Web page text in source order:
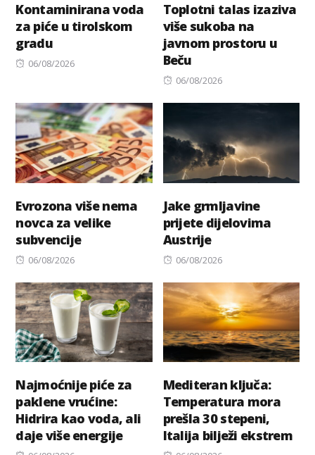
Kontaminirana voda
za piće u tirolskom
gradu
Posted
06/08/2026
Toplotni talas izaziva
više sukoba na
javnom prostoru u
Beču
Posted
06/08/2026
Evrozona više nema
novca za velike
subvencije
Posted
06/08/2026
Jake grmljavine
prijete dijelovima
Austrije
Posted
06/08/2026
Najmoćnije piće za
paklene vrućine:
Hidrira kao voda, ali
daje više energije
Mediteran ključa:
Temperatura mora
prešla 30 stepeni,
Italija bilježi ekstrem